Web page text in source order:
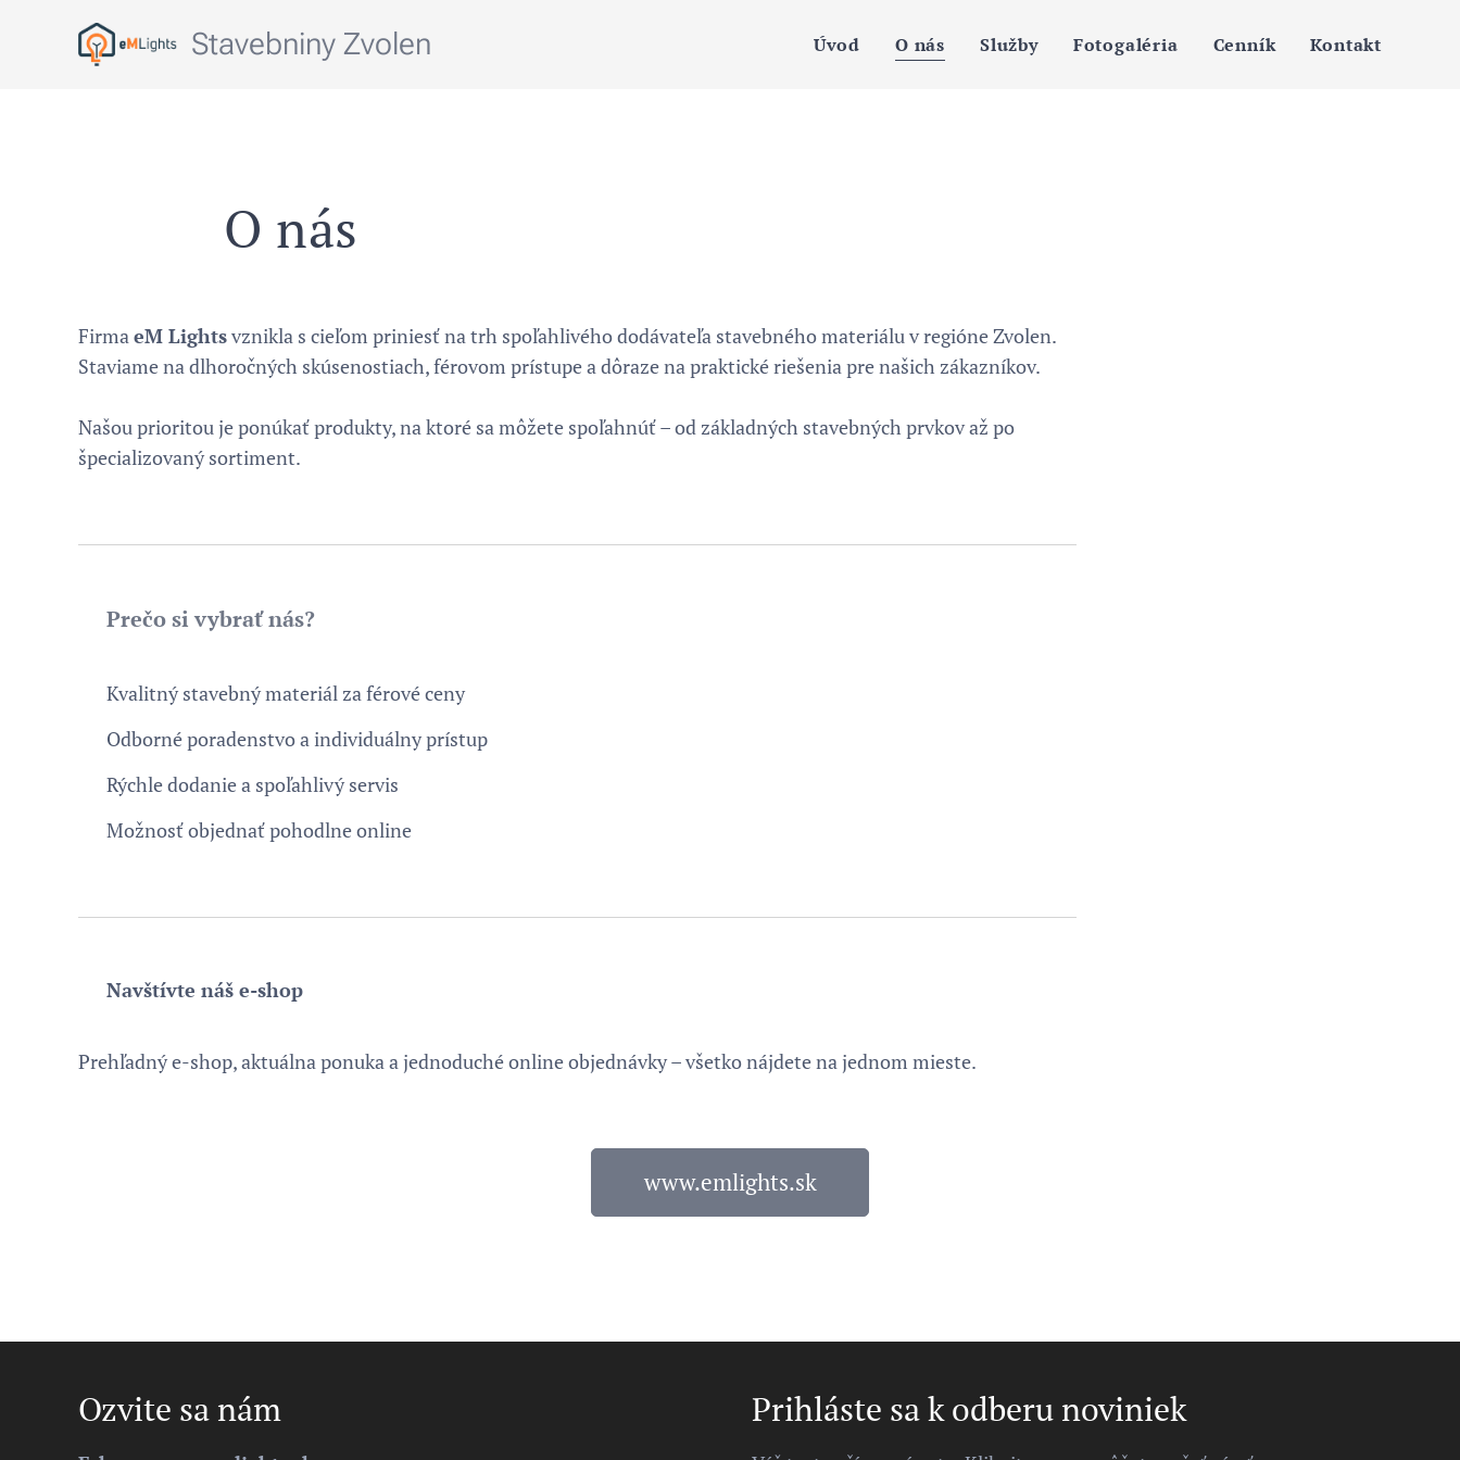
Stavebniny Zvolen Úvod O nás Služby Fotogaléria Cenník Kontakt
O nás
FirmaeM Lightsvznikla s cieľom priniesť na trh spoľahlivého dodávateľa stavebného materiálu v regióne Zvolen.
Staviame na dlhoročných skúsenostiach, férovom prístupe a dôraze na praktické riešenia pre našich zákazníkov.
Našou prioritou je ponúkať produkty, na ktoré sa môžete spoľahnúť – od základných stavebných prvkov až po
špecializovaný sortiment.
Prečo si vybrať nás?
✅ Kvalitný stavebný materiál za férové ceny
✅ Odborné poradenstvo a individuálny prístup
✅ Rýchle dodanie a spoľahlivý servis
✅ Možnosť objednať pohodlne online
Navštívte náš e-shop
Prehľadný e-shop, aktuálna ponuka a jednoduché online objednávky – všetko nájdete na jednom mieste.
www.emlights.sk
Ozvite sa nám Prihláste sa k odberu noviniek